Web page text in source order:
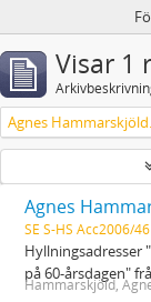
Visar 1
SE S-HS Acc2006/46
Hyllningsadresser
på 60-årsdagen"
Hammarskjöld,